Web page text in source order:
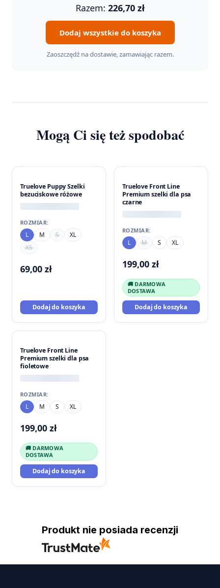
Razem: 226,70 zł
Dodaj wszystkie do koszyka
Zaoszczędź na dostawie, zamawiając razem.
Mogą Ci się też spodobać
Truelove Puppy Szelki
bezuciskowe różowe
ROZMIAR:
L M S
XL
XS
69,00 zł
Dodaj do koszyka
Truelove Front Line
Premium szelki dla psa
czarne
ROZMIAR:
L M S XL
199,00 zł
🚚 DARMOWA
DOSTAWA
Dodaj do koszyka
Truelove Front Line
Premium szelki dla psa
fioletowe
ROZMIAR:
L M S XL
199,00 zł
🚚 DARMOWA
DOSTAWA
Dodaj do koszyka
Produkt nie posiada recenzji